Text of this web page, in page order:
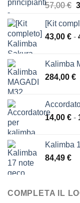
57,00€ Il
[Kit
43,00 € -
Kalimba
284,00 €
14,00 € -
Kalimba
84,49 €
COMPLETA IL